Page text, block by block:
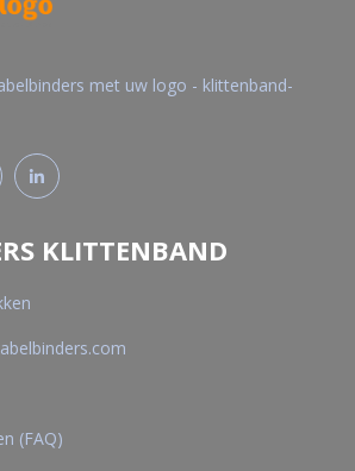
met uw logo - klittenband-
KLITTENBAND
(FAQ)